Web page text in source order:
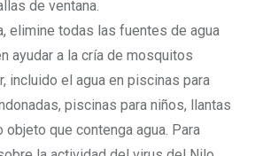
de ventana.
elimine todas las fuentes de agua
ayudar a la cría de mosquitos
incluido el agua en piscinas para
piscinas para niños, llantas
que contenga agua. Para